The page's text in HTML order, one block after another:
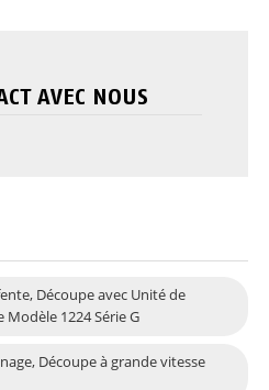
AVEC NOUS
Découpe avec Unité de
Modèle 1224 Série G
Découpe à grande vitesse